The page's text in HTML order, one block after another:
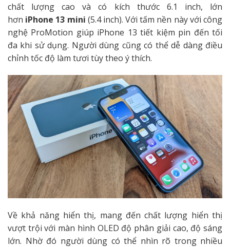
chất lượng cao và có kích thước 6.1 inch, lớn
hơn iPhone 13 mini (5.4 inch). Với tấm nền này với công
nghệ ProMotion giúp iPhone 13 tiết kiệm pin đến tối
đa khi sử dụng. Người dùng cũng có thể dễ dàng điều
chỉnh tốc độ làm tươi tùy theo ý thích.
Về khả năng hiển thị, mang đến chất lượng hiển thị
vượt trội với màn hình OLED độ phân giải cao, độ sáng
lớn. Nhờ đó người dùng có thể nhìn rõ trong nhiều